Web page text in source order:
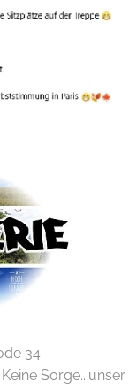
34 -
Sorge...unser